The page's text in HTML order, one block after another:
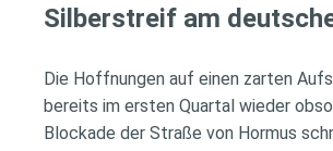
Silberstreif am
Die Hoffnungen auf einen zarten
bereits im ersten Quartal wieder
Blockade der Straße von Hormus